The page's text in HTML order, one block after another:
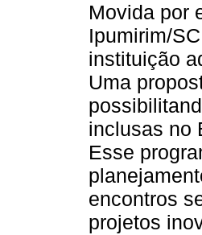
Movida por
Ipumirim/
instituição
Uma
inclusas no
Esse
encontros
projetos